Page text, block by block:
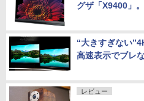
グザ「X9400」
“大きすぎない
高速表示でブレ
レビュー